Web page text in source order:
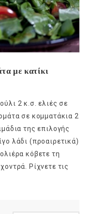
με κατίκι
2 κ.σ. ελιές σε
σε κομματάκια 2
της επιλογής
λάδι (προαιρετικά)
κόβετε τη
Ρίχνετε τις